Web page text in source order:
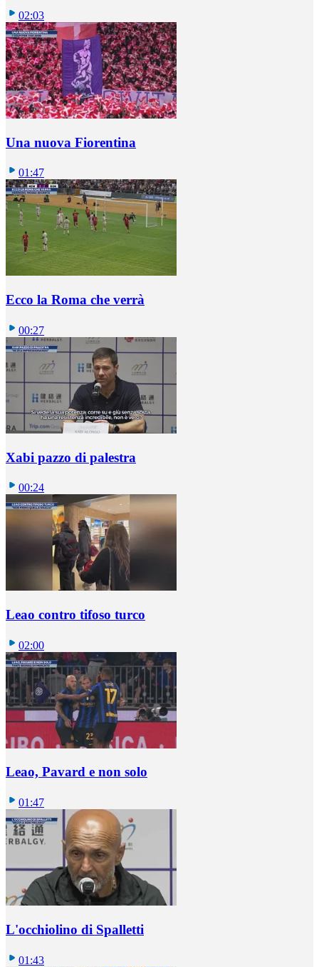
02:03
Una nuova Fiorentina
01:47
Ecco la Roma che verrà
00:27
Xabi pazzo di palestra
00:24
Leao contro tifoso turco
02:00
Leao, Pavard e non solo
01:47
L'occhiolino di Spalletti
01:43